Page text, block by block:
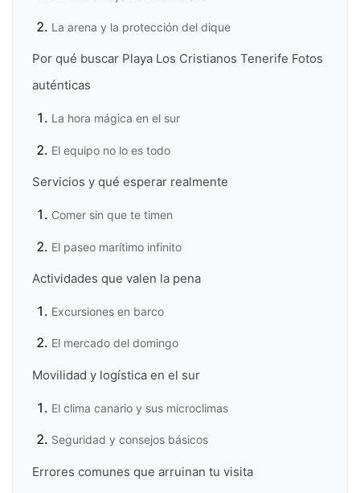
La arena y la protección del dique
Por qué buscar Playa Los Cristianos Tenerife Fotos
auténticas
La hora mágica en el sur
El equipo no lo es todo
Servicios y qué esperar realmente
Comer sin que te timen
El paseo marítimo infinito
Actividades que valen la pena
Excursiones en barco
El mercado del domingo
Movilidad y logística en el sur
El clima canario y sus microclimas
Seguridad y consejos básicos
Errores comunes que arruinan tu visita